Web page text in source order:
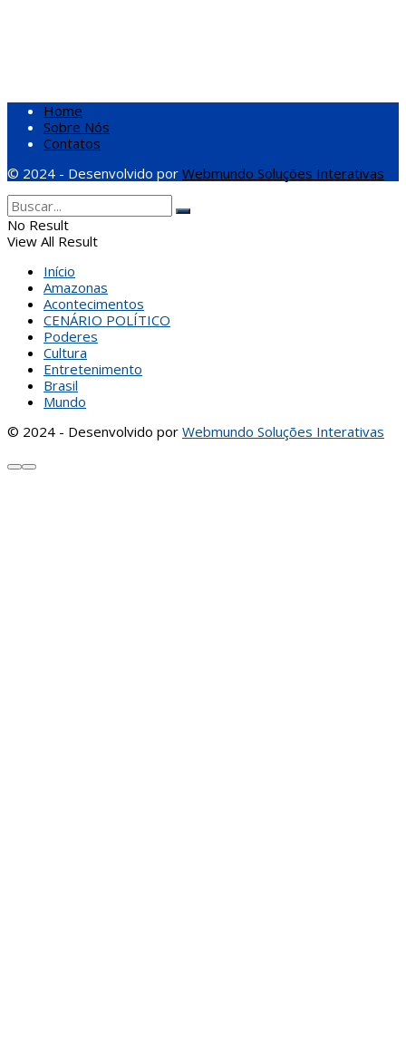
Home
Sobre Nós
Contatos
© 2024 - Desenvolvido por Webmundo Soluções Interativas
No Result
View All Result
Início
Amazonas
Acontecimentos
CENÁRIO POLÍTICO
Poderes
Cultura
Entretenimento
Brasil
Mundo
© 2024 - Desenvolvido por Webmundo Soluções Interativas